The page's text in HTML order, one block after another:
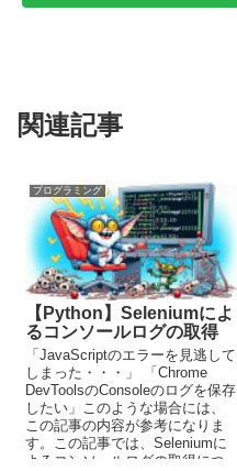
関連記事
プログラミング
【Python】Seleniumによ
るコンソールログの取得
「JavaScriptのエラーを見逃して
しまった・・・」 「Chrome
DevToolsのConsoleのログを保存
したい」このような場合には、
この記事の内容が参考になりま
す。この記事では、Seleniumに
よるコンソールログの取得につ